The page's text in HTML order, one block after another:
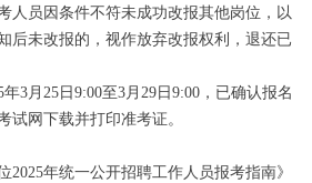
人员因条件不符未成功改报其他岗位，以
后未改报的，视作放弃改报权利，退还已
月25日9:00至3月29日9:00，已确认报名
试网下载并打印准考证。
年统一公开招聘工作人员报考指南》